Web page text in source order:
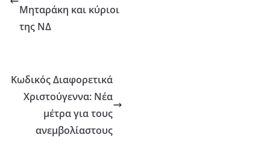
Μηταράκη και κύριοι
της ΝΔ
Κωδικός Διαφορετικά
Χριστούγεννα: Νέα
μέτρα για τους
ανεμβολίαστους